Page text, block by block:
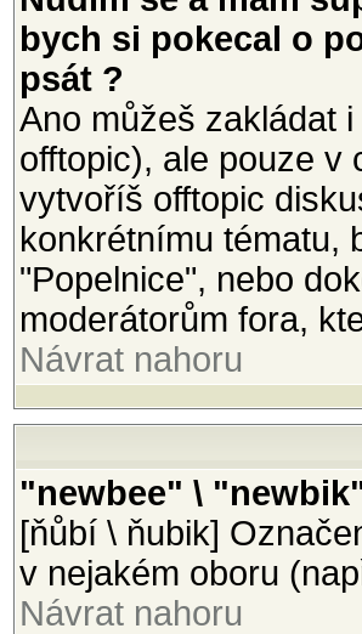
bych si pokecal o
psát ?
Ano můžeš zakládat
offtopic), ale pouze v
vytvoříš offtopic
konkrétnímu tématu,
"Popelnice", nebo
moderátorům fora,
Návrat nahoru
"newbee" \
[ňůbí \ ňubik]
v nejakém oboru
Návrat nahoru